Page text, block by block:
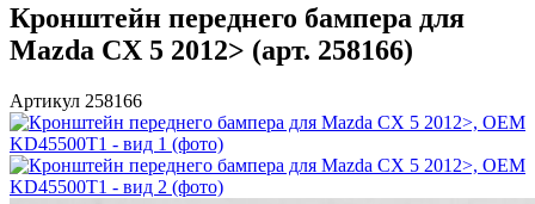
Кронштейн переднего бампера для
Mazda CX 5 2012> (арт. 258166)
Артикул 258166